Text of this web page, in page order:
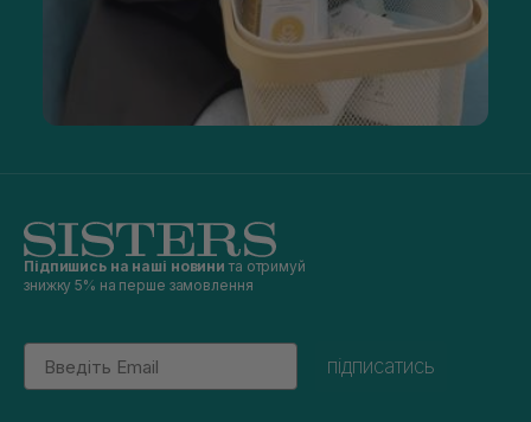
Підпишись на наші новини та отримуй
знижку 5% на перше замовлення
Email
підписатись